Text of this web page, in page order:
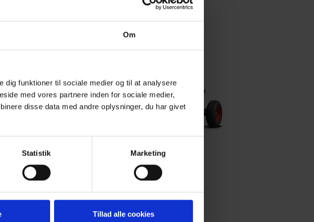
Om
dig funktioner til sociale medier og til at analysere
med vores partnere inden for sociale medier,
disse data med andre oplysninger, du har givet
Statistik Marketing
Tillad alle cookies
er